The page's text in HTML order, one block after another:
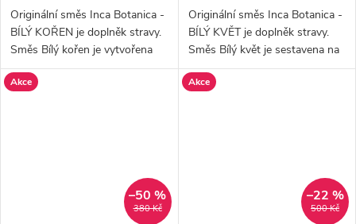
Originální směs Inca Botanica -
BÍLÝ KOŘEN je doplněk stravy.
Směs Bílý kořen je vytvořena
podle pradávných indiánských
receptů původních obyvatel
Originální směs Inca Botanica -
BÍLÝ KVĚT je doplněk stravy.
Směs Bílý květ je sestavena na
základě pradávných
indiánských receptů původního
Akce
380 Kč
–50 %
Akce
500 Kč
–22 %